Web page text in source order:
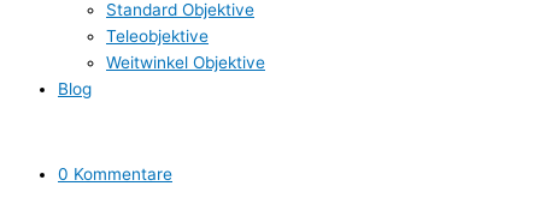
Standard Objektive
Teleobjektive
Weitwinkel Objektive
Blog
0 Kommentare